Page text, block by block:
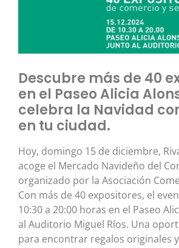
Descubre más de 40
en el Paseo Alicia
celebra la Navidad
en tu ciudad.
Hoy, domingo 15 de diciembre,
acoge el Mercado Navideño del
organizado por la Asociación
Con más de 40 expositores, el
10:30 a 20:00 horas en el Paseo
al Auditorio Miguel Ríos. Una
para encontrar regalos originales